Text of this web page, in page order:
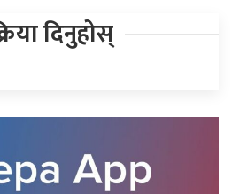
दिनुहोस्